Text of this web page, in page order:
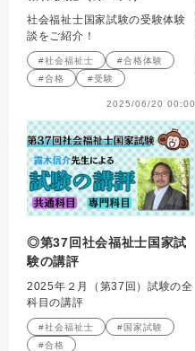
社会福祉士国家試験の受験体験
談をご紹介！
#社会福祉士
#合格体験
#合格
#受験
2025/06/20 00:00
◎第37回社会福祉士国家試
験の講評
2025年２月（第37回）試験の全
科目の講評
#社会福祉士
#国家試験
#合格